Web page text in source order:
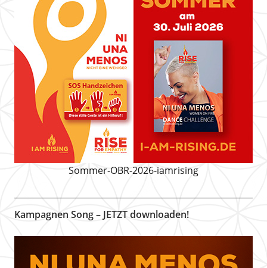
Sommer-OBR-2026-iamrising
Kampagnen Song – JETZT downloaden!